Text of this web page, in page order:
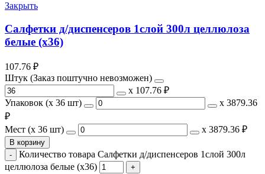
Закрыть
Салфетки д/диспенсеров 1слой 300л целлюлоза
белые (х36)
107.76 ₽
Штук (Заказ поштучно невозможен)
х 107.76 ₽
Упаковок (x 36 шт)
х 3879.36
₽
Мест (x 36 шт)
х 3879.36 ₽
В корзину
Количество товара Салфетки д/диспенсеров 1слой 300л
целлюлоза белые (х36)